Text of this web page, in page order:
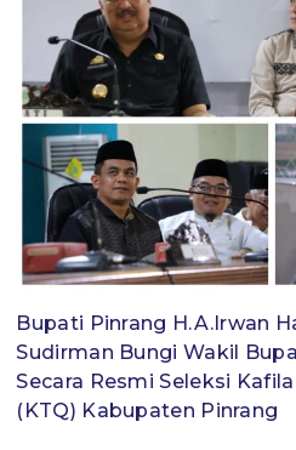
Bupati Pinrang H.A.Irwan
Sudirman Bungi Wakil
Secara Resmi Seleksi
(KTQ) Kabupaten Pinrang